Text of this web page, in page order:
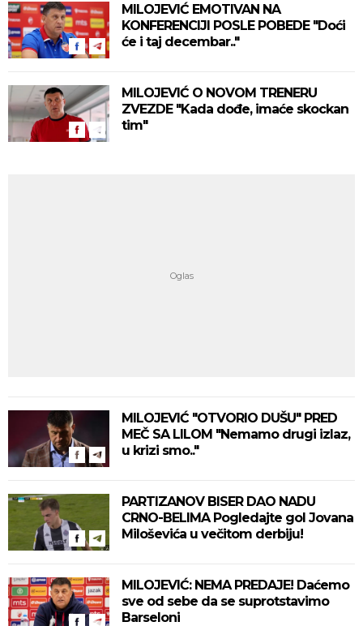
MILOJEVIĆ EMOTIVAN NA
KONFERENCIJI POSLE POBEDE "Doći
će i taj decembar.."
MILOJEVIĆ O NOVOM TRENERU
ZVEZDE "Kada dođe, imaće skockan
tim"
MILOJEVIĆ "OTVORIO DUŠU" PRED
MEČ SA LILOM "Nemamo drugi izlaz,
u krizi smo.."
PARTIZANOV BISER DAO NADU
CRNO-BELIMA Pogledajte gol Jovana
Miloševića u večitom derbiju!
MILOJEVIĆ: NEMA PREDAJE! Daćemo
sve od sebe da se suprotstavimo
Barseloni